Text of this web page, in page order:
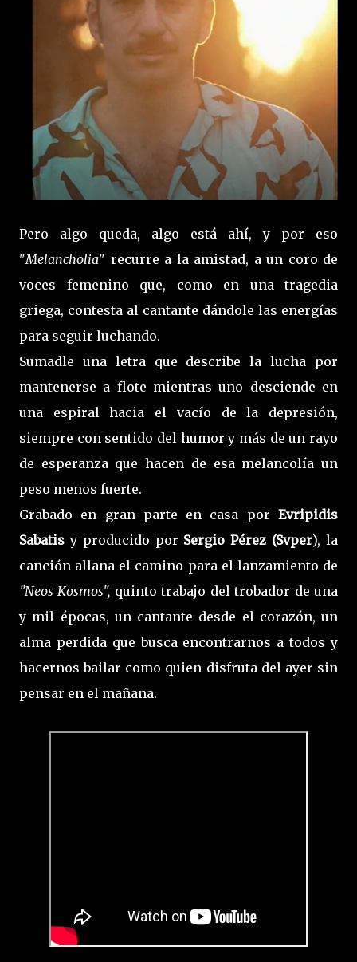
Pero algo queda, algo está ahí, y por eso
"Melancholia" recurre a la amistad, a un coro de
voces femenino que, como en una tragedia
griega, contesta al cantante dándole las energías
para seguir luchando.
Sumadle una letra que describe la lucha por
mantenerse a flote mientras uno desciende en
una espiral hacia el vacío de la depresión,
siempre con sentido del humor y más de un rayo
de esperanza que hacen de esa melancolía un
peso menos fuerte.
Grabado en gran parte en casa por Evripidis
Sabatisy producido por Sergio Pérez (Svper), la
canción allana el camino para el lanzamiento de
"Neos Kosmos", quinto trabajo del trobador de una
y mil épocas, un cantante desde el corazón, un
alma perdida que busca encontrarnos a todos y
hacernos bailar como quien disfruta del ayer sin
pensar en el mañana.